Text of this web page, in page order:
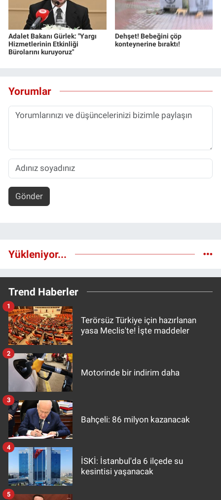
Adalet Bakanı Gürlek: "Yargı
Hizmetlerinin Etkinliği
Bürolarını kuruyoruz"
Dehşet! Bebeğini çöp
konteynerine bıraktı!
Yorumlar
Gönder
Yükleniyor...
Trend Haberler
Terörsüz Türkiye için hazırlanan
yasa Meclis'te! İşte maddeler
1
Motorinde bir indirim daha
2
Bahçeli: 86 milyon kazanacak
3
İSKİ: İstanbul'da 6 ilçede su
kesintisi yaşanacak
4
5